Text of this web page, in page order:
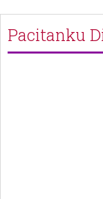
Pacitanku